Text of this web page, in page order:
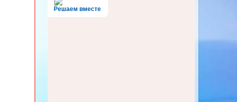
Решаем вместе